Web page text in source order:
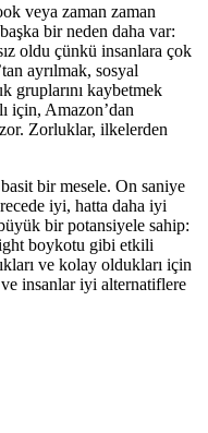
veya zaman zaman
bir neden daha var:
oldu çünkü insanlara çok
ayrılmak, sosyal
gruplarını kaybetmek
için, Amazon’dan
Zorluklar, ilkelerden
bir mesele. On saniye
iyi, hatta daha iyi
bir potansiyele sahip:
boykotu gibi etkili
ve kolay oldukları için
ve insanlar iyi alternatiflere